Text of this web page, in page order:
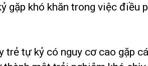
gặp khó khăn trong việc điều
trẻ tự kỷ có nguy cơ cao gặp